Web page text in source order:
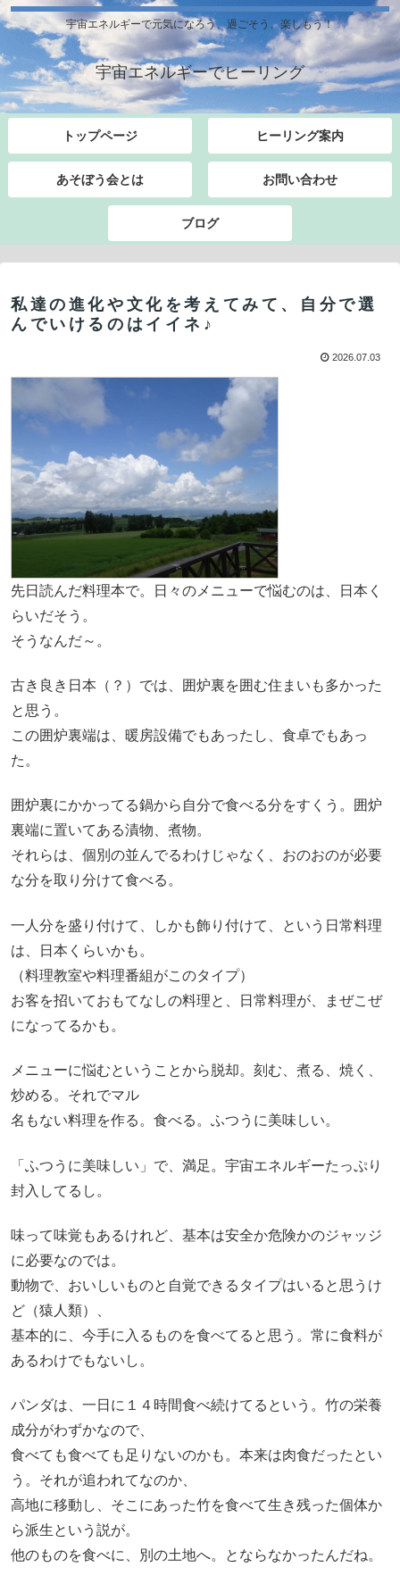
宇宙エネルギーで元気になろう、過ごそう、楽しもう！
宇宙エネルギーでヒーリング
トップページ ヒーリング案内
あそぼう会とは お問い合わせ
ブログ
私達の進化や文化を考えてみて、自分で選
んでいけるのはイイネ♪
2026.07.03
先日読んだ料理本で。日々のメニューで悩むのは、日本く
らいだそう。
そうなんだ～。
古き良き日本（？）では、囲炉裏を囲む住まいも多かった
と思う。
この囲炉裏端は、暖房設備でもあったし、食卓でもあっ
た。
囲炉裏にかかってる鍋から自分で食べる分をすくう。囲炉
裏端に置いてある漬物、煮物。
それらは、個別の並んでるわけじゃなく、おのおのが必要
な分を取り分けて食べる。
一人分を盛り付けて、しかも飾り付けて、という日常料理
は、日本くらいかも。
（料理教室や料理番組がこのタイプ）
お客を招いておもてなしの料理と、日常料理が、まぜこぜ
になってるかも。
メニューに悩むということから脱却。刻む、煮る、焼く、
炒める。それでマル
名もない料理を作る。食べる。ふつうに美味しい。
「ふつうに美味しい」で、満足。宇宙エネルギーたっぷり
封入してるし。
味って味覚もあるけれど、基本は安全か危険かのジャッジ
に必要なのでは。
動物で、おいしいものと自覚できるタイプはいると思うけ
ど（猿人類）、
基本的に、今手に入るものを食べてると思う。常に食料が
あるわけでもないし。
パンダは、一日に１４時間食べ続けてるという。竹の栄養
成分がわずかなので、
食べても食べても足りないのかも。本来は肉食だったとい
う。それが追われてなのか、
高地に移動し、そこにあった竹を食べて生き残った個体か
ら派生という説が。
他のものを食べに、別の土地へ。とならなかったんだね。